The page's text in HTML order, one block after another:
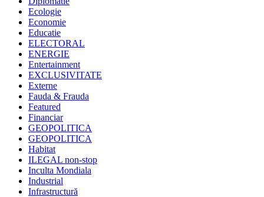
Ecologie
Economie
Educatie
ELECTORAL
ENERGIE
Entertainment
EXCLUSIVITATE
Externe
Fauda & Frauda
Featured
Financiar
GEOPOLITICA
GEOPOLITICA
Habitat
ILEGAL non-stop
Inculta Mondiala
Industrial
Infrastructură